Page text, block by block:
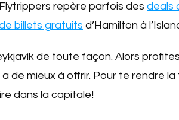
repère parfois des deals
billets gratuits d’Hamilton à
de toute façon. Alors
de mieux à offrir. Pour te rendre la
dans la capitale!